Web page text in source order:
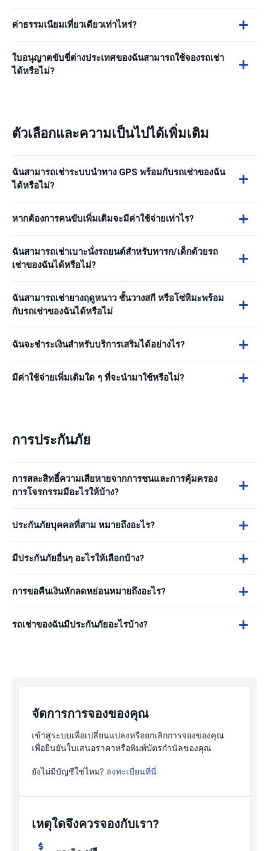
ค่าธรรมเนียมเที่ยวเดียวเท่าไหร่?
ใบอนุญาตขับขี่ต่างประเทศของฉันสามารถใช้จองรถเช่า
ได้หรือไม่?
ตัวเลือกและความเป็นไปได้เพิ่มเติม
ฉันสามารถเช่าระบบนำทาง GPS พร้อมกับรถเช่าของฉัน
ได้หรือไม่?
หากต้องการคนขับเพิ่มเติมจะมีค่าใช้จ่ายเท่าไร?
ฉันสามารถเช่าเบาะนั่งรถยนต์สำหรับทารก/เด็กด้วยรถ
เช่าของฉันได้หรือไม่?
ฉันสามารถเช่ายางฤดูหนาว ชั้นวางสกี หรือโซ่หิมะพร้อม
กับรถเช่าของฉันได้หรือไม่
ฉันจะชำระเงินสำหรับบริการเสริมได้อย่างไร?
มีค่าใช้จ่ายเพิ่มเติมใด ๆ ที่จะนำมาใช้หรือไม่?
การประกันภัย
การสละสิทธิ์ความเสียหายจากการชนและการคุ้มครอง
การโจรกรรมมีอะไรให้บ้าง?
ประกันภัยบุคคลที่สาม หมายถึงอะไร?
มีประกันภัยอื่นๆ อะไรให้เลือกบ้าง?
การขอคืนเงินหักลดหย่อนหมายถึงอะไร?
รถเช่าของฉันมีประกันภัยอะไรบ้าง?
จัดการการจองของคุณ
เข้าสู่ระบบเพื่อเปลี่ยนแปลงหรือยกเลิกการจองของคุณ
เพื่อยืนยันใบเสนอราคาหรือพิมพ์บัตรกำนัลของคุณ
ยังไม่มีบัญชีใช่ไหม? ลงทะเบียนที่นี่
เหตุใดจึงควรจองกับเรา?